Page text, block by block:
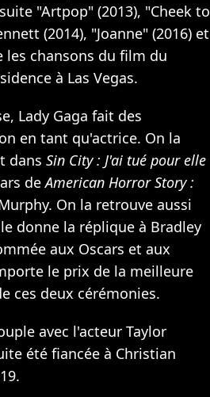
"Artpop" (2013), "Cheek to
(2014), "Joanne" (2016) et
les chansons du film du
à Las Vegas.
Lady Gaga fait des
en tant qu'actrice. On la
dans Sin City : J'ai tué pour elle
deAmerican Horror Story :
On la retrouve aussi
donne la réplique à Bradley
aux Oscars et aux
le prix de la meilleure
ces deux cérémonies.
avec l'acteur Taylor
été fiancée à Christian